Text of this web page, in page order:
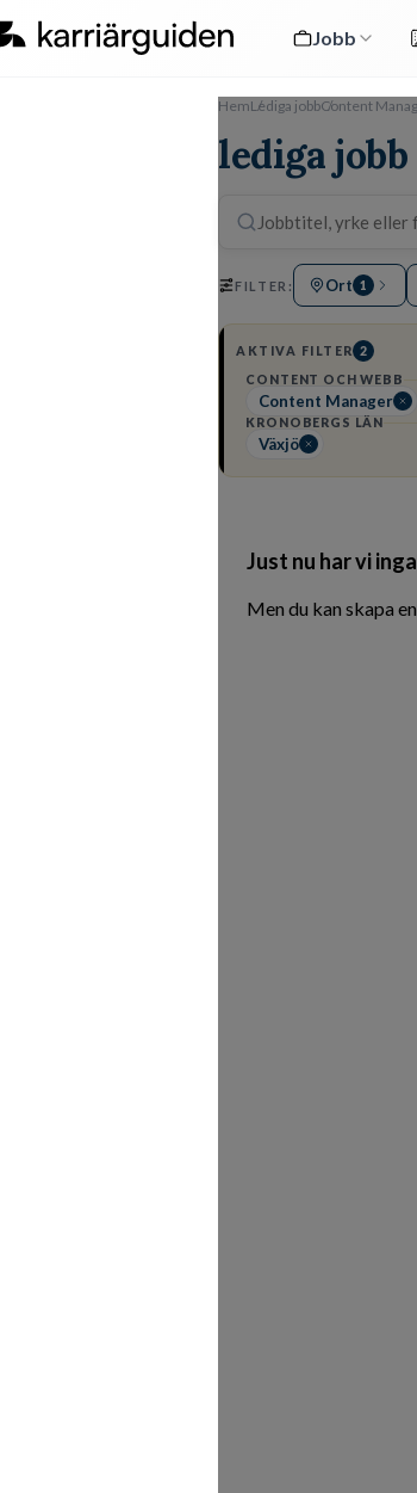
Jobb
HemLediga jobbContent
lediga
FILTER: Ort 1
AKTIVA FILTER 2
CONTENT OCH WEBB
Content Manager
KRONOBERGS LÄN
Växjö
Just nu har vi
Men du kan skapa